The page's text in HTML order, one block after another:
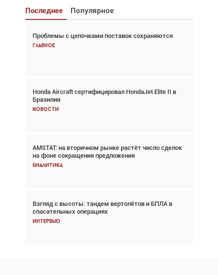
Последнее Популярное
Проблемы с цепочками поставок сохраняются
Главное
Honda Aircraft сертифицировал HondaJet Elite II в
Бразилии
Новости
AMSTAT: на вторичном рынке растёт число сделок
на фоне сокращения предложения
Аналитика
Взгляд с высоты: тандем вертолётов и БПЛА в
спасательных операциях
Интервью
Взгляд с высоты: тандем вертолётов и БПЛА в
спасательных операциях
Авиационный фотограф Дэйв Кох: «Фотография
говорит сама за себя... а ИИ всё портит»
Новости
Проблемы с цепочками поставок сохраняются
Аналитика
Частный самолёт – это актив. Подходите к
покупке соответствующим образом
Интервью